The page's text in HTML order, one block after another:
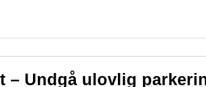
– Undgå ulovlig